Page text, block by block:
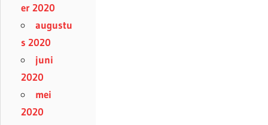
er 2020
augustu
s 2020
juni
2020
mei
2020